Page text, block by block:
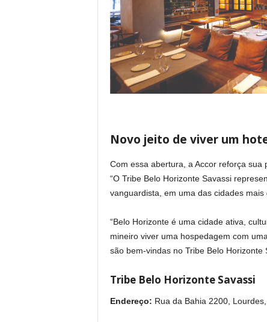
Novo jeito de viver um
Com essa abertura, a Accor reforça
“O Tribe Belo Horizonte Savassi
vanguardista, em uma das cidades
“Belo Horizonte é uma cidade ativa,
mineiro viver uma hospedagem com
são bem-vindas no Tribe Belo Horizonte
Tribe Belo Horizonte Savassi
Endereço: Rua da Bahia 2200,